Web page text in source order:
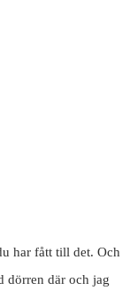
har fått till det. Och
dörren där och jag